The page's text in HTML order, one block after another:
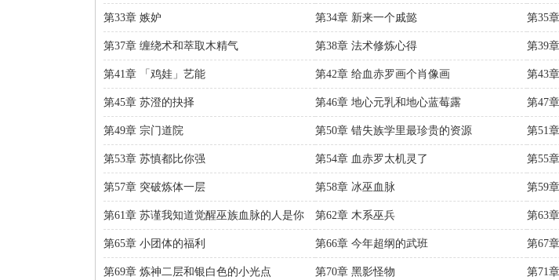
第33章 嫉妒 第34章 新来一个戚懿 第35
第37章 缠绕术和萃取木精气 第38章 法术修炼心得 第39
第41章 「鸡娃」艺能 第42章 给血赤罗画个肖像画 第43
第45章 苏澄的抉择 第46章 地心元乳和地心蓝莓露 第47
第49章 宗门道院 第50章 错失族学里最珍贵的资源 第51
第53章 苏慎都比你强 第54章 血赤罗太机灵了 第55
第57章 突破炼体一层 第58章 冰巫血脉 第59
第61章 苏谨我知道觉醒巫族血脉的人是你 第62章 木系巫兵 第63
第65章 小团体的福利 第66章 今年超纲的武班 第67
第69章 炼神二层和银白色的小光点 第70章 黑影怪物 第71